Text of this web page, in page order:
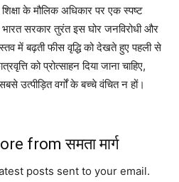
के मौलिक अधिकार पर एक स्पष्ट
सरकार तुरंत इस घोर जनविरोधी और
में बढ़ती फीस वृद्धि को देखते हुए पहली से
को प्रोत्साहन दिया जाना चाहिए,
उत्पीड़ित वर्गों के बच्चे वंचित न हों।
from समता मार्ग
posts sent to your email.